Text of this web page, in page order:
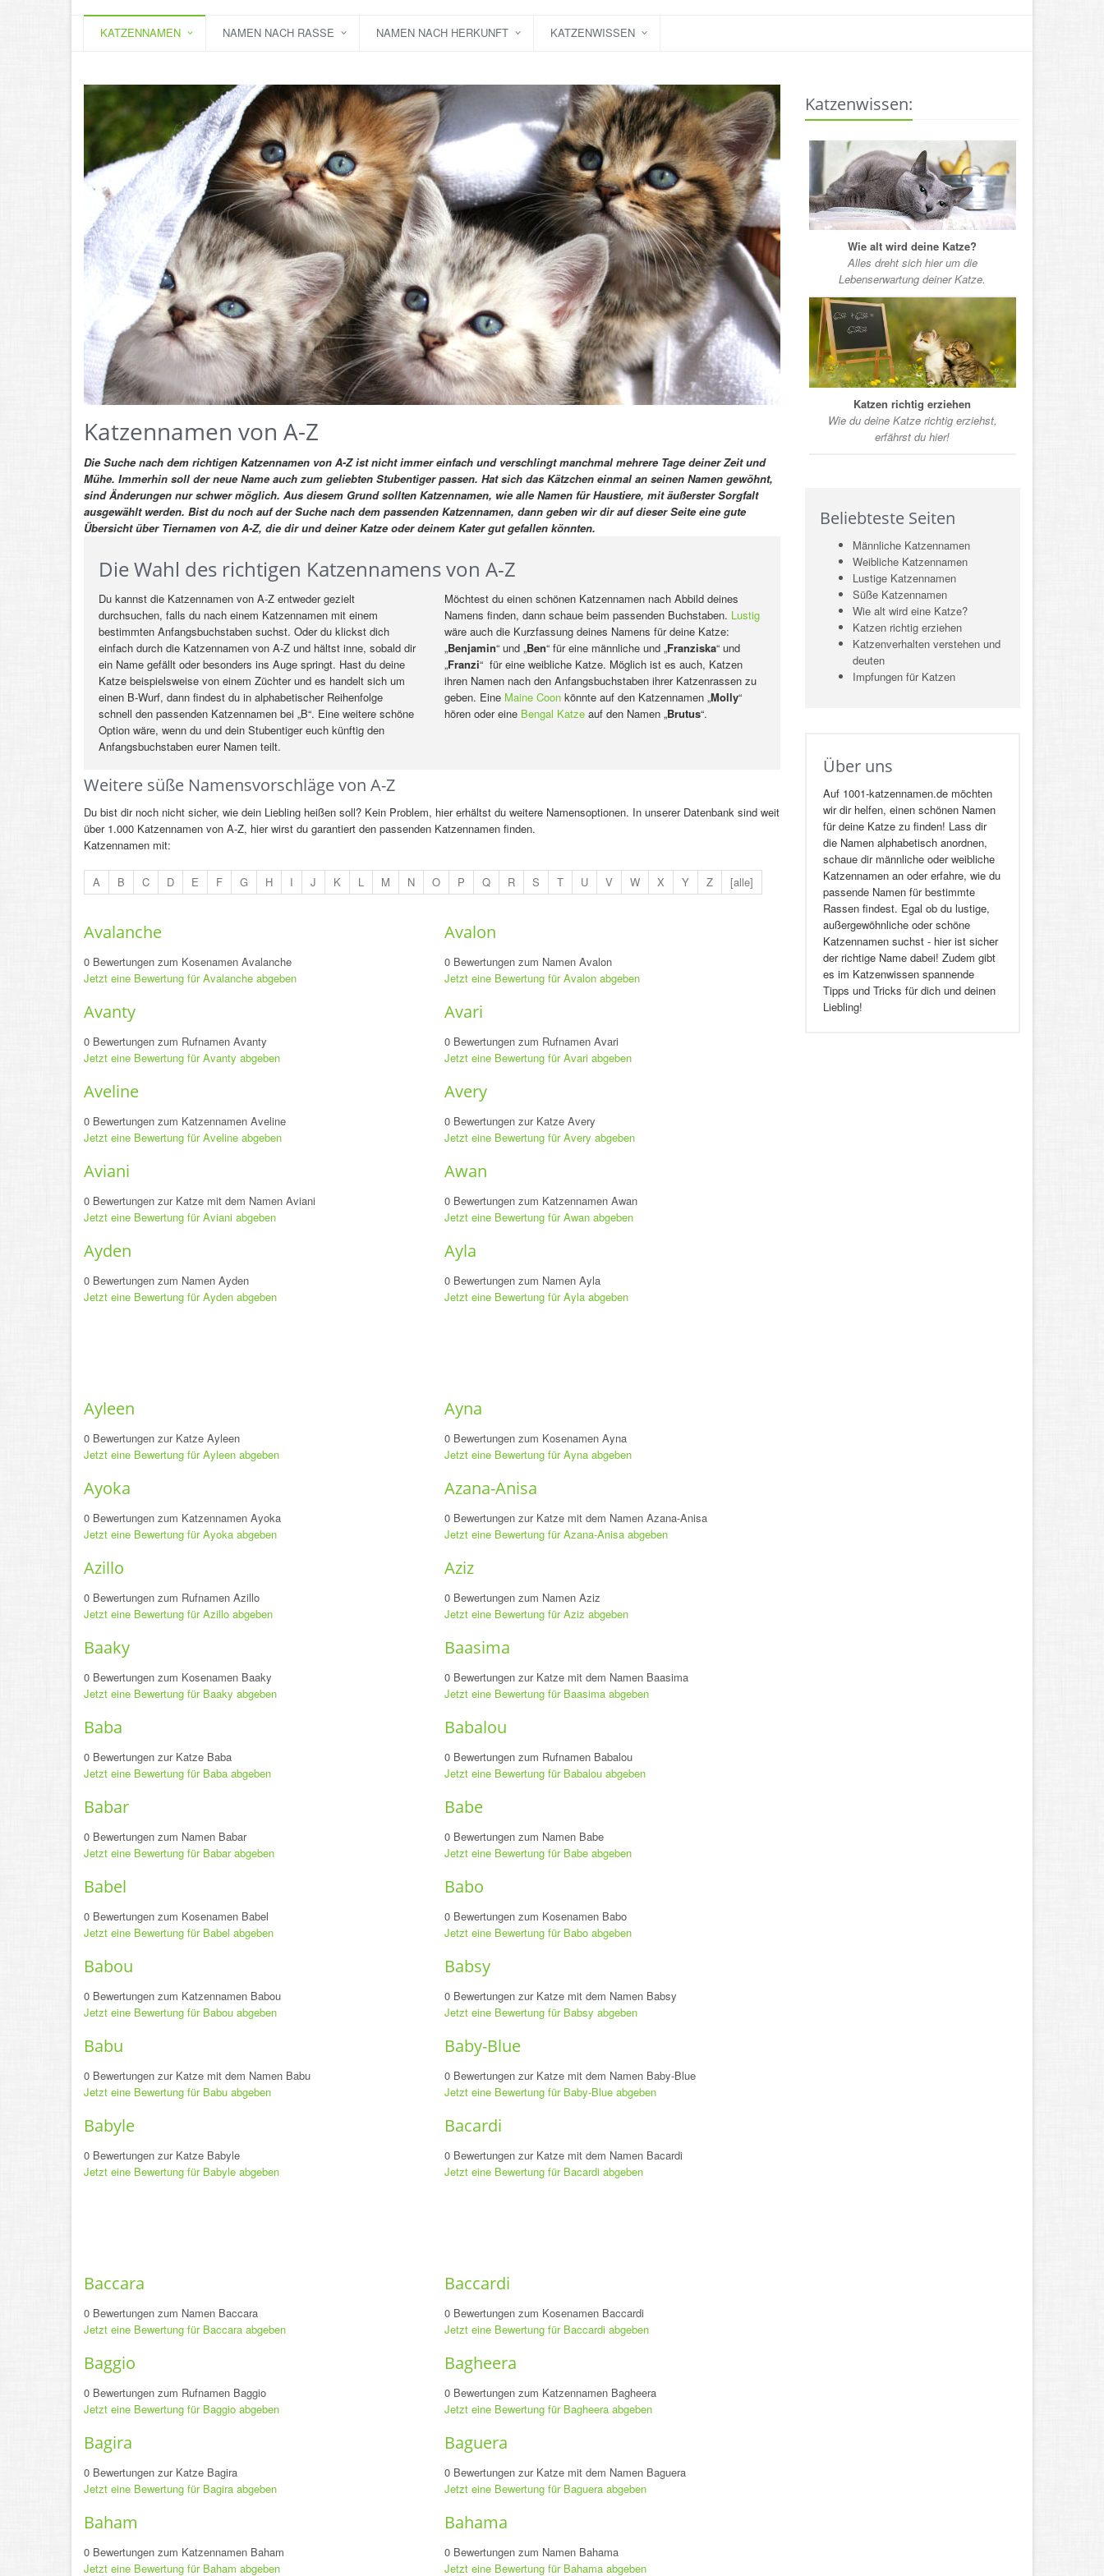
KATZENNAMEN NAMEN NACH RASSE NAMEN NACH HERKUNFT KATZENWISSEN
Katzennamen von A-Z
Die Suche nach dem richtigen Katzennamen von A-Z ist nicht immer einfach und verschlingt manchmal mehrere Tage deiner Zeit und
Mühe. Immerhin soll der neue Name auch zum geliebten Stubentiger passen. Hat sich das Kätzchen einmal an seinen Namen gewöhnt,
sind Änderungen nur schwer möglich. Aus diesem Grund sollten Katzennamen, wie alle Namen für Haustiere, mit äußerster Sorgfalt
ausgewählt werden. Bist du noch auf der Suche nach dem passenden Katzennamen, dann geben wir dir auf dieser Seite eine gute
Übersicht über Tiernamen von A-Z, die dir und deiner Katze oder deinem Kater gut gefallen könnten.
Die Wahl des richtigen Katzennamens von A-Z
Du kannst die Katzennamen von A-Z entweder gezielt
durchsuchen, falls du nach einem Katzennamen mit einem
bestimmten Anfangsbuchstaben suchst. Oder du klickst dich
einfach durch die Katzennamen von A-Z und hältst inne, sobald dir
ein Name gefällt oder besonders ins Auge springt. Hast du deine
Katze beispielsweise von einem Züchter und es handelt sich um
einen B-Wurf, dann findest du in alphabetischer Reihenfolge
schnell den passenden Katzennamen bei „B“. Eine weitere schöne
Option wäre, wenn du und dein Stubentiger euch künftig den
Anfangsbuchstaben eurer Namen teilt.
Möchtest du einen schönen Katzennamen nach Abbild deines
Namens finden, dann schaue beim passenden Buchstaben. Lustig
wäre auch die Kurzfassung deines Namens für deine Katze:
„Benjamin“ und „Ben“ für eine männliche und „Franziska“ und
„Franzi“ für eine weibliche Katze. Möglich ist es auch, Katzen
ihren Namen nach den Anfangsbuchstaben ihrer Katzenrassen zu
geben. Eine Maine Coonkönnte auf den Katzennamen „Molly“
hören oder eine Bengal Katzeauf den Namen „Brutus“.
Weitere süße Namensvorschläge von A-Z
Du bist dir noch nicht sicher, wie dein Liebling heißen soll? Kein Problem, hier erhältst du weitere Namensoptionen. In unserer Datenbank sind weit
über 1.000 Katzennamen von A-Z, hier wirst du garantiert den passenden Katzennamen finden.
Katzennamen mit:
A B C D E F G H I J K L M N O P Q R S T U V W X Y Z [alle]
Avalanche
0 Bewertungen zum Kosenamen Avalanche
Jetzt eine Bewertung für Avalanche abgeben
Avalon
0 Bewertungen zum Namen Avalon
Jetzt eine Bewertung für Avalon abgeben
Avanty
0 Bewertungen zum Rufnamen Avanty
Jetzt eine Bewertung für Avanty abgeben
Avari
0 Bewertungen zum Rufnamen Avari
Jetzt eine Bewertung für Avari abgeben
Aveline
0 Bewertungen zum Katzennamen Aveline
Jetzt eine Bewertung für Aveline abgeben
Avery
0 Bewertungen zur Katze Avery
Jetzt eine Bewertung für Avery abgeben
Aviani
0 Bewertungen zur Katze mit dem Namen Aviani
Jetzt eine Bewertung für Aviani abgeben
Awan
0 Bewertungen zum Katzennamen Awan
Jetzt eine Bewertung für Awan abgeben
Ayden
0 Bewertungen zum Namen Ayden
Jetzt eine Bewertung für Ayden abgeben
Ayla
0 Bewertungen zum Namen Ayla
Jetzt eine Bewertung für Ayla abgeben
Ayleen
0 Bewertungen zur Katze Ayleen
Jetzt eine Bewertung für Ayleen abgeben
Ayna
0 Bewertungen zum Kosenamen Ayna
Jetzt eine Bewertung für Ayna abgeben
Ayoka
0 Bewertungen zum Katzennamen Ayoka
Jetzt eine Bewertung für Ayoka abgeben
Azana-Anisa
0 Bewertungen zur Katze mit dem Namen Azana-Anisa
Jetzt eine Bewertung für Azana-Anisa abgeben
Azillo
0 Bewertungen zum Rufnamen Azillo
Jetzt eine Bewertung für Azillo abgeben
Aziz
0 Bewertungen zum Namen Aziz
Jetzt eine Bewertung für Aziz abgeben
Baaky
0 Bewertungen zum Kosenamen Baaky
Jetzt eine Bewertung für Baaky abgeben
Baasima
0 Bewertungen zur Katze mit dem Namen Baasima
Jetzt eine Bewertung für Baasima abgeben
Baba
0 Bewertungen zur Katze Baba
Jetzt eine Bewertung für Baba abgeben
Babalou
0 Bewertungen zum Rufnamen Babalou
Jetzt eine Bewertung für Babalou abgeben
Babar
0 Bewertungen zum Namen Babar
Jetzt eine Bewertung für Babar abgeben
Babe
0 Bewertungen zum Namen Babe
Jetzt eine Bewertung für Babe abgeben
Babel
0 Bewertungen zum Kosenamen Babel
Jetzt eine Bewertung für Babel abgeben
Babo
0 Bewertungen zum Kosenamen Babo
Jetzt eine Bewertung für Babo abgeben
Babou
0 Bewertungen zum Katzennamen Babou
Jetzt eine Bewertung für Babou abgeben
Babsy
0 Bewertungen zur Katze mit dem Namen Babsy
Jetzt eine Bewertung für Babsy abgeben
Babu
0 Bewertungen zur Katze mit dem Namen Babu
Jetzt eine Bewertung für Babu abgeben
Baby-Blue
0 Bewertungen zur Katze mit dem Namen Baby-Blue
Jetzt eine Bewertung für Baby-Blue abgeben
Babyle
0 Bewertungen zur Katze Babyle
Jetzt eine Bewertung für Babyle abgeben
Bacardi
0 Bewertungen zur Katze mit dem Namen Bacardi
Jetzt eine Bewertung für Bacardi abgeben
Baccara
0 Bewertungen zum Namen Baccara
Jetzt eine Bewertung für Baccara abgeben
Baccardi
0 Bewertungen zum Kosenamen Baccardi
Jetzt eine Bewertung für Baccardi abgeben
Baggio
0 Bewertungen zum Rufnamen Baggio
Jetzt eine Bewertung für Baggio abgeben
Bagheera
0 Bewertungen zum Katzennamen Bagheera
Jetzt eine Bewertung für Bagheera abgeben
Bagira
0 Bewertungen zur Katze Bagira
Jetzt eine Bewertung für Bagira abgeben
Baguera
0 Bewertungen zur Katze mit dem Namen Baguera
Jetzt eine Bewertung für Baguera abgeben
Baham
0 Bewertungen zum Katzennamen Baham
Jetzt eine Bewertung für Baham abgeben
Bahama
0 Bewertungen zum Namen Bahama
Jetzt eine Bewertung für Bahama abgeben
Katzenwissen:
Wie alt wird deine Katze?
Alles dreht sich hier um die
Lebenserwartung deiner Katze.
Katzen richtig erziehen
Wie du deine Katze richtig erziehst,
erfährst du hier!
Beliebteste Seiten
Männliche Katzennamen
Weibliche Katzennamen
Lustige Katzennamen
Süße Katzennamen
Wie alt wird eine Katze?
Katzen richtig erziehen
Katzenverhalten verstehen und
deuten
Impfungen für Katzen
Über uns
Auf 1001-katzennamen.de möchten
wir dir helfen, einen schönen Namen
für deine Katze zu finden! Lass dir
die Namen alphabetisch anordnen,
schaue dir männliche oder weibliche
Katzennamen an oder erfahre, wie du
passende Namen für bestimmte
Rassen findest. Egal ob du lustige,
außergewöhnliche oder schöne
Katzennamen suchst - hier ist sicher
der richtige Name dabei! Zudem gibt
es im Katzenwissen spannende
Tipps und Tricks für dich und deinen
Liebling!